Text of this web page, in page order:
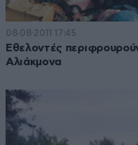
08·08·2011 17:45
Εθελοντές
Αλιάκμονα